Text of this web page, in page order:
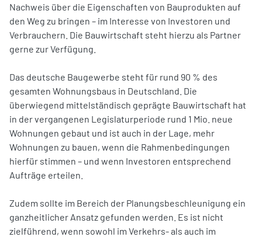
Nachweis über die Eigenschaften von Bauprodukten auf
den Weg zu bringen – im Interesse von Investoren und
Verbrauchern. Die Bauwirtschaft steht hierzu als Partner
gerne zur Verfügung.
Das deutsche Baugewerbe steht für rund 90 % des
gesamten Wohnungsbaus in Deutschland. Die
überwiegend mittelständisch geprägte Bauwirtschaft hat
in der vergangenen Legislaturperiode rund 1 Mio. neue
Wohnungen gebaut und ist auch in der Lage, mehr
Wohnungen zu bauen, wenn die Rahmenbedingungen
hierfür stimmen – und wenn Investoren entsprechend
Aufträge erteilen.
Zudem sollte im Bereich der Planungsbeschleunigung ein
ganzheitlicher Ansatz gefunden werden. Es ist nicht
zielführend, wenn sowohl im Verkehrs- als auch im